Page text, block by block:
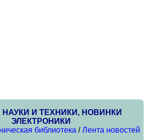
И ТЕХНИКИ, НОВИНКИ
ЭЛЕКТРОНИКИ
библиотека /Лента новостей